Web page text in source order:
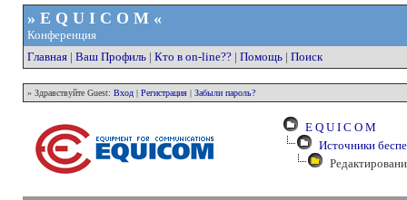
» E Q U I C O M «
Конференция
Главная| Ваш Профиль| Кто в on-line??| Помощь| Поиск
» Здравствуйте Guest: Вход| Регистрация| Забыли пароль?
E Q U I C O M
Источники